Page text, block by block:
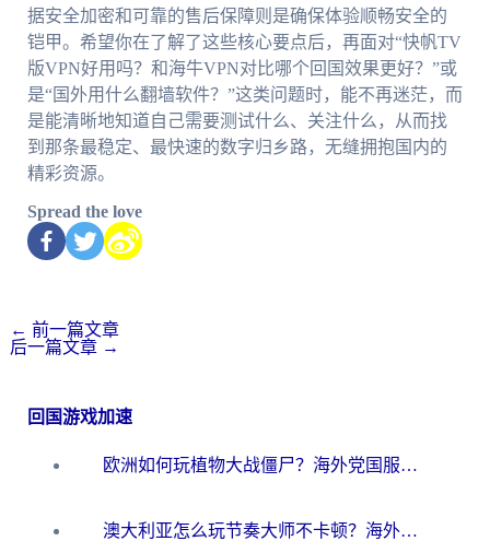
据安全加密和可靠的售后保障则是确保体验顺畅安全的
铠甲。希望你在了解了这些核心要点后，再面对“快帆TV
版VPN好用吗？和海牛VPN对比哪个回国效果更好？”或
是“国外用什么翻墙软件？”这类问题时，能不再迷茫，而
是能清晰地知道自己需要测试什么、关注什么，从而找
到那条最稳定、最快速的数字归乡路，无缝拥抱国内的
精彩资源。
Spread the love
← 前一篇文章
后一篇文章 →
回国游戏加速
欧洲如何玩植物大战僵尸？海外党国服游戏加速避坑指南（附实测对比）
澳大利亚怎么玩节奏大师不卡顿？海外党国服游戏加速终极指南